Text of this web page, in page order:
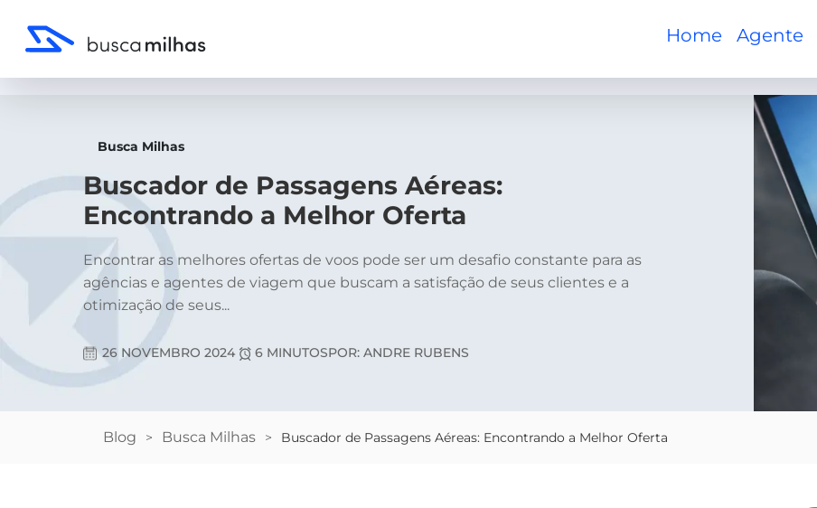
Home Agente
Busca Milhas
Buscador de Passagens Aéreas:
Encontrando a Melhor Oferta
Encontrar as melhores ofertas de voos pode ser um desafio constante para as
agências e agentes de viagem que buscam a satisfação de seus clientes e a
otimização de seus...
26 NOVEMBRO 2024 6 MINUTOSPOR: ANDRE RUBENS
Blog > Busca Milhas > Buscador de Passagens Aéreas: Encontrando a Melhor Oferta